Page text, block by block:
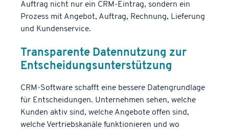
Auftrag nicht nur ein CRM-Eintrag, sondern ein
Prozess mit Angebot, Auftrag, Rechnung, Lieferung
und Kundenservice.
Transparente Datennutzung zur
Entscheidungsunterstützung
CRM-Software schafft eine bessere Datengrundlage
für Entscheidungen. Unternehmen sehen, welche
Kunden aktiv sind, welche Angebote offen sind,
welche Vertriebskanäle funktionieren und wo